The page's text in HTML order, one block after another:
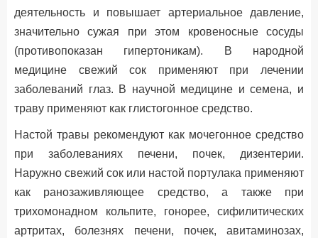
деятельность и повышает артериальное давление,
значительно сужая при этом кровеносные сосуды
(противопоказан гипертоникам). В народной
медицине свежий сок применяют при лечении
заболеваний глаз. В научной медицине и семена, и
траву применяют как глистогонное средство.
Настой травы рекомендуют как мочегонное средство
при заболеваниях печени, почек, дизентерии.
Наружно свежий сок или настой портулака применяют
как ранозаживляющее средство, а также при
трихомонадном кольпите, гонорее, сифилитических
артритах, болезнях печени, почек, авитаминозах,